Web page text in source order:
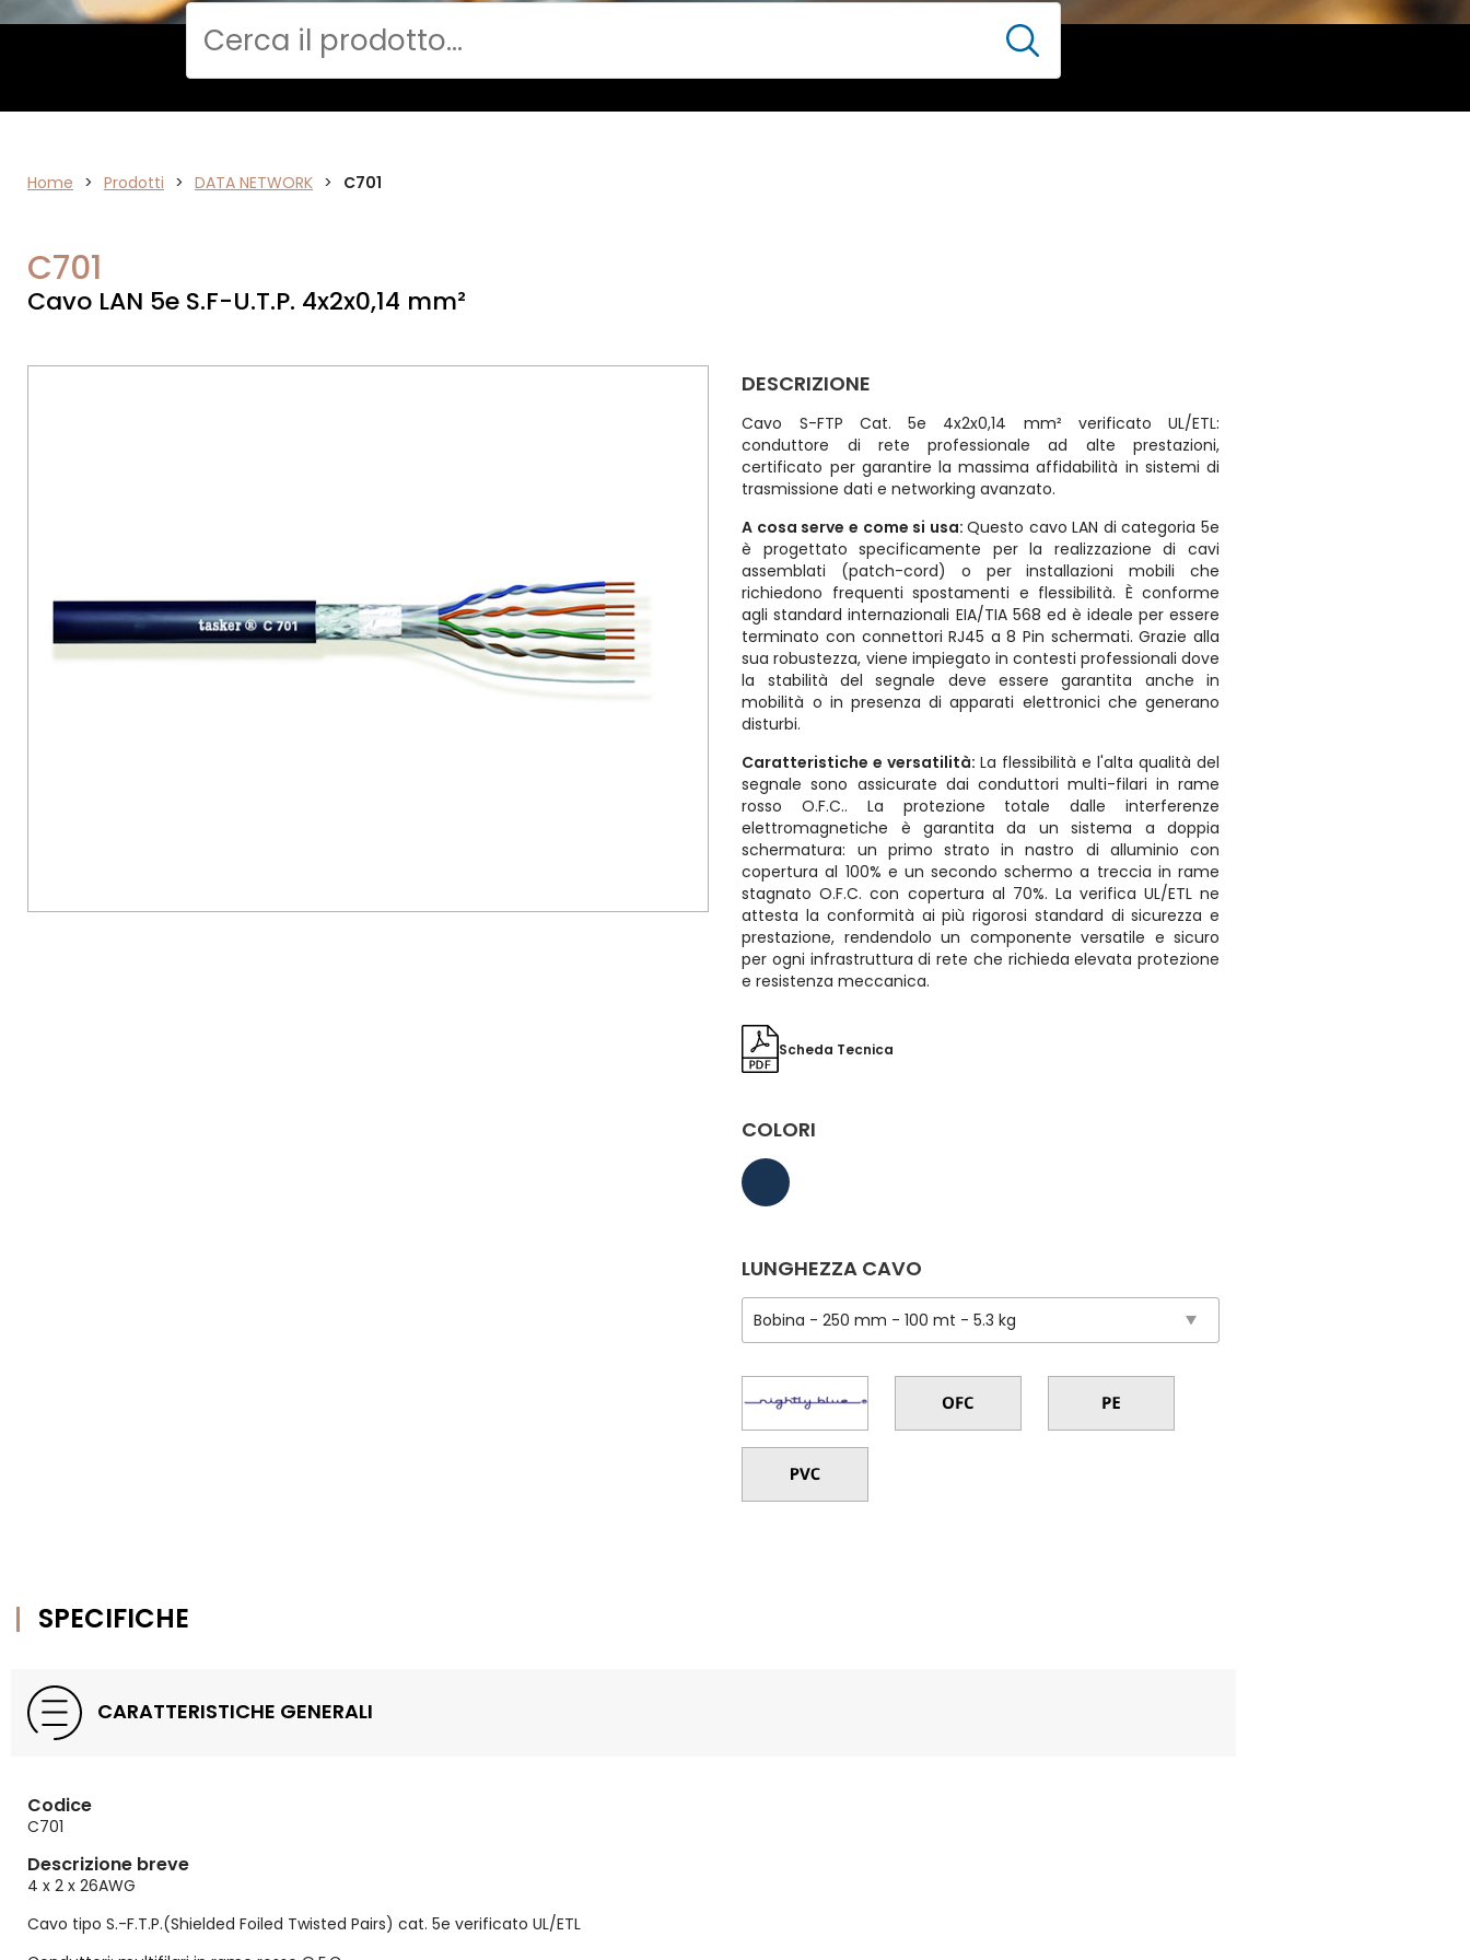
ELETTRONICA
Cerca
Home > Prodotti > DATA NETWORK > C701
C701
Cavo LAN 5e S.F-U.T.P. 4x2x0,14 mm²
DESCRIZIONE
Cavo S-FTP Cat. 5e 4x2x0,14 mm² verificato UL/ETL:
conduttore di rete professionale ad alte prestazioni,
certificato per garantire la massima affidabilità in sistemi di
trasmissione dati e networking avanzato.
A cosa serve e come si usa:Questo cavo LAN di categoria 5e
è progettato specificamente per la realizzazione di cavi
assemblati (patch-cord) o per installazioni mobili che
richiedono frequenti spostamenti e flessibilità. È conforme
agli standard internazionali EIA/TIA 568 ed è ideale per essere
terminato con connettori RJ45 a 8 Pin schermati. Grazie alla
sua robustezza, viene impiegato in contesti professionali dove
la stabilità del segnale deve essere garantita anche in
mobilità o in presenza di apparati elettronici che generano
disturbi.
Caratteristiche e versatilità:La flessibilità e l'alta qualità del
segnale sono assicurate dai conduttori multi-filari in rame
rosso O.F.C.. La protezione totale dalle interferenze
elettromagnetiche è garantita da un sistema a doppia
schermatura: un primo strato in nastro di alluminio con
copertura al 100% e un secondo schermo a treccia in rame
stagnato O.F.C. con copertura al 70%. La verifica UL/ETL ne
attesta la conformità ai più rigorosi standard di sicurezza e
prestazione, rendendolo un componente versatile e sicuro
per ogni infrastruttura di rete che richieda elevata protezione
e resistenza meccanica.
Scheda Tecnica
COLORI
LUNGHEZZA CAVO
SPECIFICHE
CARATTERISTICHE GENERALI
Codice
C701
Descrizione breve
4 x 2 x 26AWG
Cavo tipo S.-F.T.P.(Shielded Foiled Twisted Pairs) cat. 5e verificato UL/ETL